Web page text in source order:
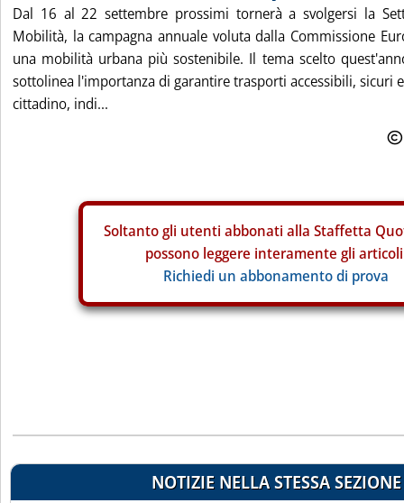
Dal 16 al 22 settembre prossimi tornerà a svolgersi la
Mobilità, la campagna annuale voluta dalla Commissione
una mobilità urbana più sostenibile. Il tema scelto
sottolinea l'importanza di garantire trasporti accessibili, sicuri
cittadino, indi...
Soltanto gli utenti abbonati alla Staffetta
possono leggere interamente gli
Richiedi un abbonamento di prova
NOTIZIE NELLA STESSA SEZIONE